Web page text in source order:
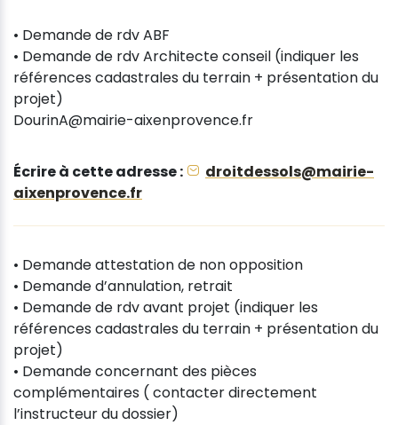
• Demande de rdv ABF
• Demande de rdv Architecte conseil (indiquer les
références cadastrales du terrain + présentation du
projet)
DourinA@mairie-aixenprovence.fr
Écrire à cette adresse :
droitdessols@mairie-
aixenprovence.fr
• Demande attestation de non opposition
• Demande d’annulation, retrait
• Demande de rdv avant projet (indiquer les
références cadastrales du terrain + présentation du
projet)
• Demande concernant des pièces
complémentaires ( contacter directement
l’instructeur du dossier)